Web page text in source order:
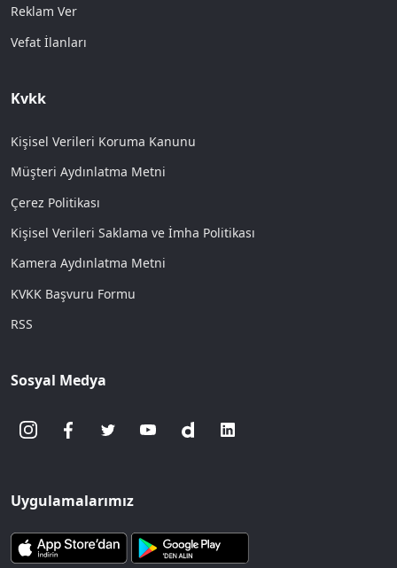
Reklam Ver
Vefat İlanları
Kvkk
Kişisel Verileri Koruma Kanunu
Müşteri Aydınlatma Metni
Çerez Politikası
Kişisel Verileri Saklama ve İmha Politikası
Kamera Aydınlatma Metni
KVKK Başvuru Formu
RSS
Sosyal Medya
Uygulamalarımız